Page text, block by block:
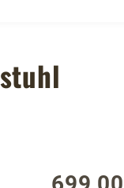
Regulärer